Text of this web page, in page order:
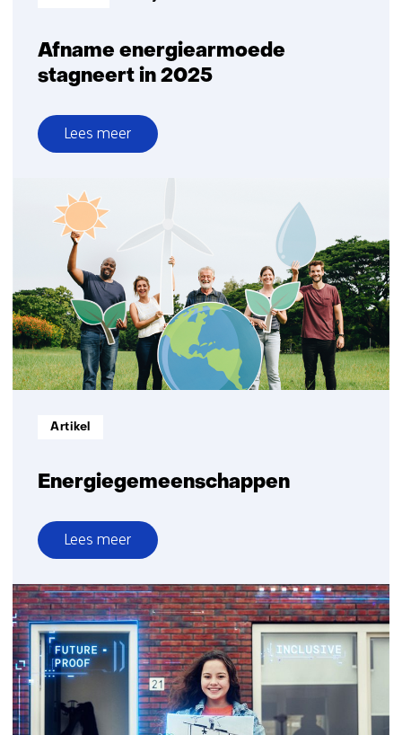
Afname energiearmoede
stagneert in 2025
Lees meer
over
energiearmoede
stagneert
in
2025
Energiegemeenschappen
Informatietype:
Artikel
Lees meer
over
Energiegemeenschappen